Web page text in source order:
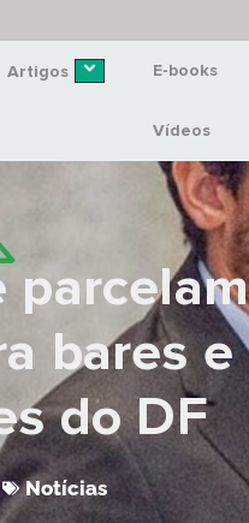
Artigos E-books
Vídeos
bares e
do DF
Notícias